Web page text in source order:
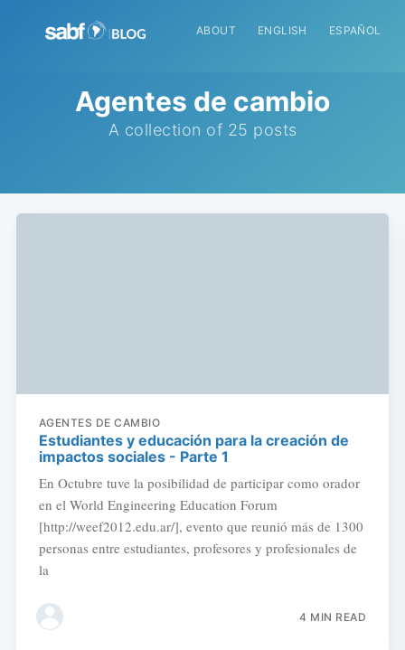
ABOUT ENGLISH ESPAÑOL
Agentes de cambio
A collection of 25 posts
AGENTES DE CAMBIO
Estudiantes y educación para la creación de
impactos sociales - Parte 1
En Octubre tuve la posibilidad de participar como orador
en el World Engineering Education Forum
[http://weef2012.edu.ar/], evento que reunió más de 1300
personas entre estudiantes, profesores y profesionales de
la
4 MIN READ